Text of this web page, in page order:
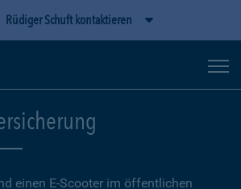
Rüdiger Schuft kontaktieren
einen E-Scooter im öffentlichen